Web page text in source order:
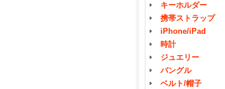
キーホルダー
携帯ストラップ
iPhone/iPad
時計
ジュエリー
バングル
ベルト/帽子